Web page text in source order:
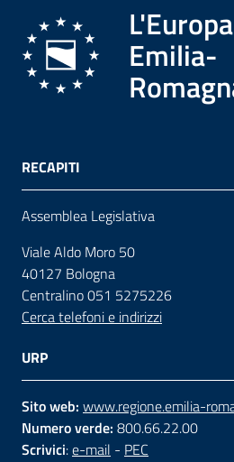
eventi
Partecipazione
Approfondimenti
Contatti
Seguici
su
Emilia-
RECAPITI
Assemblea Legislativa
Viale Aldo Moro 50
40127 Bologna
Centralino 051 5275226
Cerca telefoni e indirizzi
URP
Sito web: www.regione.emilia-
Numero verde: 800.66.22.00
Scrivici:e-mail - PEC